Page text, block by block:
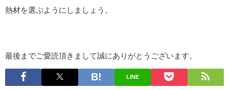
熱材を選ぶようにしましょう。
最後までご愛読頂きまして誠にありがとうございます。
LINE